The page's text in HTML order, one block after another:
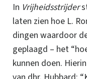
In Vrijheidsstrijder
laten zien hoe L.
dingen waardoor
geplaagd – het
kunnen doen.